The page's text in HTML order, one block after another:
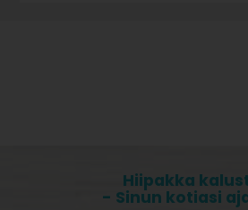
Hiipakka
- Sinun kotiasi